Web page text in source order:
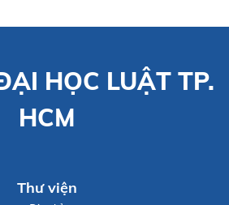
HỌC LUẬT TP.
HCM
Thư viện